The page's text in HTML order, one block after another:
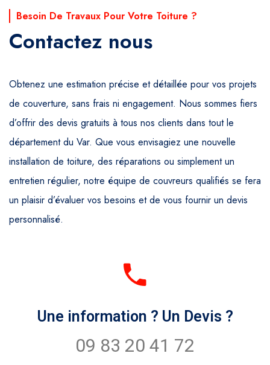
Besoin De Travaux Pour Votre Toiture ?
Contactez nous
Obtenez une estimation précise et détaillée pour vos projets
de couverture, sans frais ni engagement. Nous sommes fiers
d’offrir des devis gratuits à tous nos clients dans tout le
département du Var. Que vous envisagiez une nouvelle
installation de toiture, des réparations ou simplement un
entretien régulier, notre équipe de couvreurs qualifiés se fera
un plaisir d’évaluer vos besoins et de vous fournir un devis
personnalisé.
Une information ? Un Devis ?
09 83 20 41 72